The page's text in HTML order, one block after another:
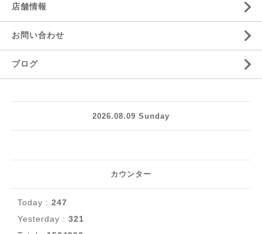
店舗情報
お問い合わせ
ブログ
2026.08.09 Sunday
カウンター
Today : 247
Yesterday : 321